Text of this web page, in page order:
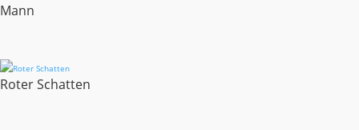
Mann
Roter Schatten